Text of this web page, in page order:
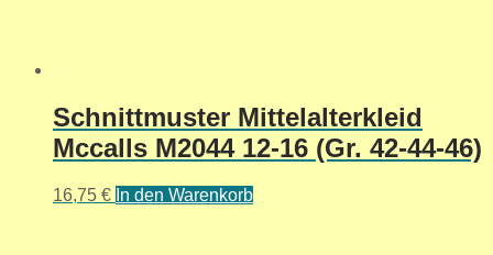
Schnittmuster Mittelalterkleid
Mccalls M2044 12-16 (Gr. 42-44-46)
16,75 € In den Warenkorb